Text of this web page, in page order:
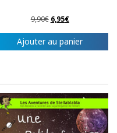
9,90€ Le
initial
était :
6,95€Le
actuel
est :
Ajouter au panier